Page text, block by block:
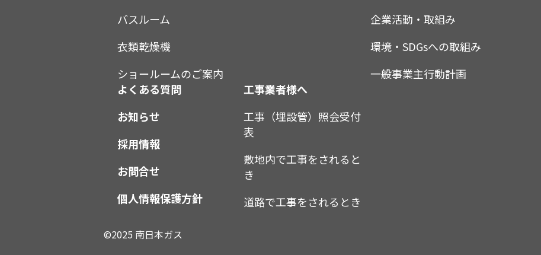
バスルーム
衣類乾燥機
ショールームのご案内
企業活動・取組み
環境・SDGsへの取組み
一般事業主行動計画
よくある質問
お知らせ
採用情報
お問合せ
個人情報保護方針
工事業者様へ
工事（埋設管）照会受付
表
敷地内で工事をされると
き
道路で工事をされるとき
©2025 南日本ガス